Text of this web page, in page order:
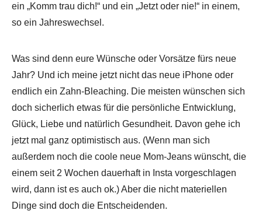
ein „Komm trau dich!“ und ein „Jetzt oder nie!“ in einem,
so ein Jahreswechsel.
Was sind denn eure Wünsche oder Vorsätze fürs neue
Jahr? Und ich meine jetzt nicht das neue iPhone oder
endlich ein Zahn-Bleaching. Die meisten wünschen sich
doch sicherlich etwas für die persönliche Entwicklung,
Glück, Liebe und natürlich Gesundheit. Davon gehe ich
jetzt mal ganz optimistisch aus. (Wenn man sich
außerdem noch die coole neue Mom-Jeans wünscht, die
einem seit 2 Wochen dauerhaft in Insta vorgeschlagen
wird, dann ist es auch ok.) Aber die nicht materiellen
Dinge sind doch die Entscheidenden.